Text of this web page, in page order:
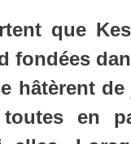
que
fondées
hâtèrent
en